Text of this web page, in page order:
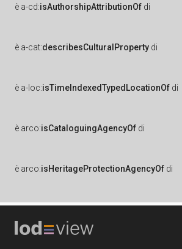
è a-cd:isAuthorshipAttributionOf di
è a-cat:describesCulturalProperty di
è a-loc:isTimeIndexedTypedLocationOf di
è arco:isCataloguingAgencyOf di
è arco:isHeritageProtectionAgencyOf di